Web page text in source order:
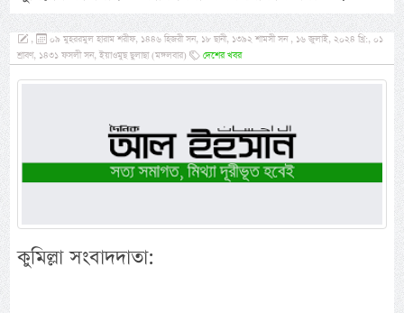
,
০৯ মুহররমুল হারাম শরীফ, ১৪৪৬ হিজরী সন, ১৮ ছানী, ১৩৯২ শামসী সন , ১৬ জুলাই, ২০২৪ খ্রি:, ০১
শ্রাবণ, ১৪৩১ ফসলী সন, ইয়াওমুছ ছুলাছা (মঙ্গলবার)
দেশের খবর
কুমিল্লা সংবাদদাতা: